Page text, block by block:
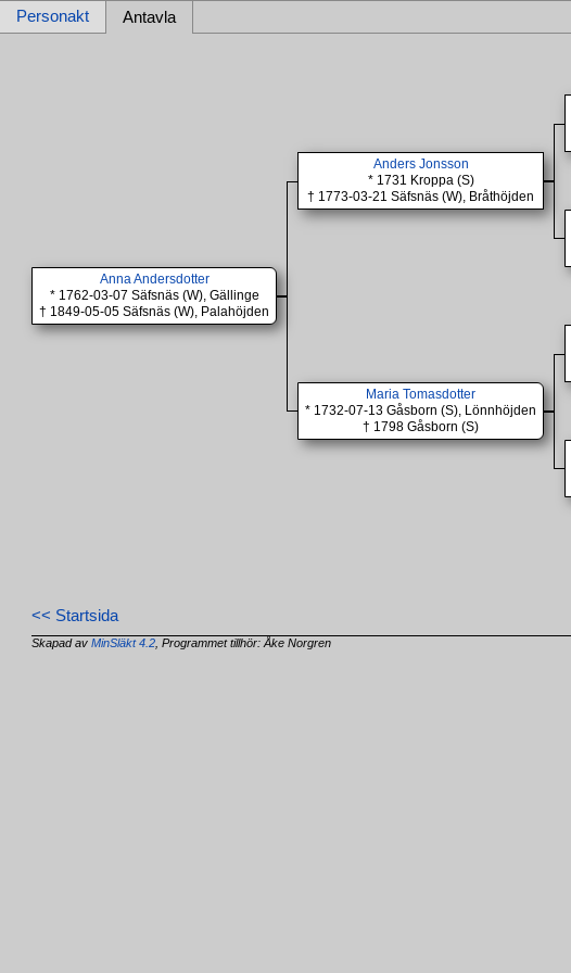
Personakt Antavla
Anna Andersdotter
* 1762-03-07 Säfsnäs (W), Gällinge
† 1849-05-05 Säfsnäs (W), Palahöjden
Anders Jonsson
* 1731 Kroppa (S)
† 1773-03-21 Säfsnäs (W), Bråthöjden
Maria Tomasdotter
* 1732-07-13 Gåsborn (S), Lönnhöjden
† 1798 Gåsborn (S)
<< Startsida
Skapad avMinSläkt 4.2 , Programmet tillhör: Åke Norgren